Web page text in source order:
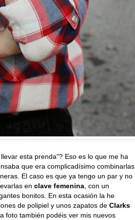
esta prenda"? Eso es lo que me ha
que era complicadísimo combinarlas,
El caso es que ya tengo un par y no
en clave femenina , con un
bonitos. En esta ocasión la he
de polipiel y unos zapatos de Clarks
foto también podéis ver mis nuevos